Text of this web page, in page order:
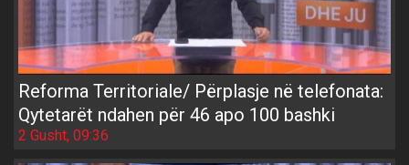
Reforma Territoriale/ Përplasje në telefonata:
Qytetarët ndahen për 46 apo 100 bashki
2 Gusht, 09:36